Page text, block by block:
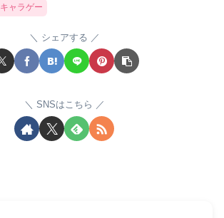
キャラゲー
シェアする
SNSはこちら